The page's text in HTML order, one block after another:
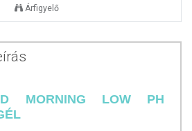
Árfigyelő
MORNING LOW PH